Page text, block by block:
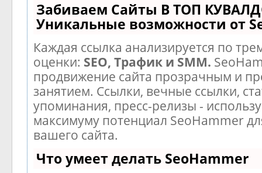
Забиваем Сайты В ТОП
Уникальные возможности от
Каждая ссылка анализируется по
оценки: SEO, Трафик и SMM.
продвижение сайта прозрачным и
занятием. Ссылки, вечные ссылки,
упоминания, пресс-релизы -
максимуму потенциал SeoHammer
вашего сайта.
Что умеет делать SeoHammer